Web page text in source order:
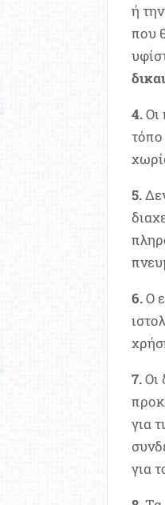
ή
που
4.Οι
τόπο
5.
6.Ο
7.Οι
για
για